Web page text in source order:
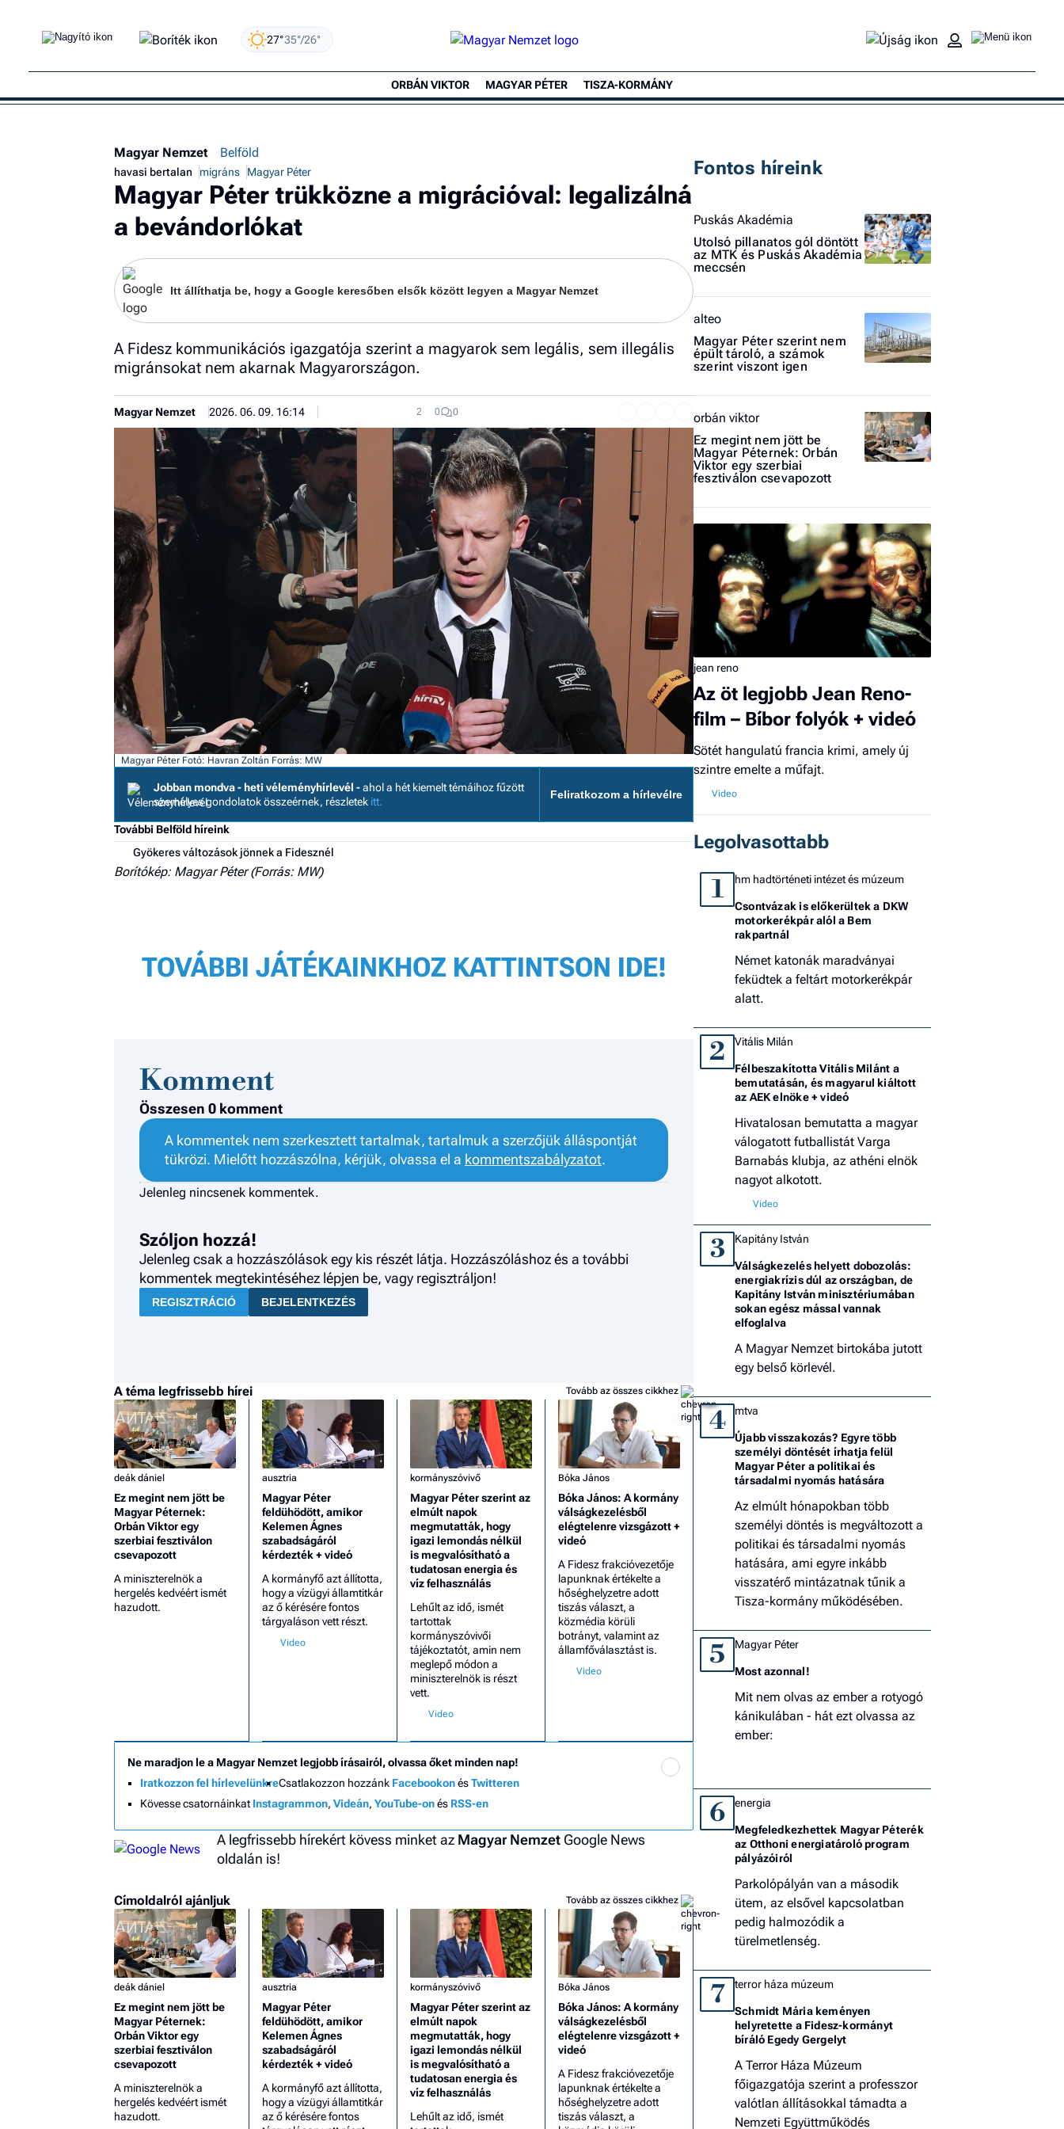
27°35°/26°
ORBÁN VIKTOR MAGYAR PÉTER TISZA-KORMÁNY
Magyar Nemzet Belföld
havasi bertalan migráns Magyar Péter
Magyar Péter trükközne a migrációval: legalizálná
a bevándorlókat
Itt állíthatja be, hogy a Google keresőben elsők között legyen a Magyar Nemzet
A Fidesz kommunikációs igazgatója szerint a magyarok sem legális, sem illegális
migránsokat nem akarnak Magyarországon.
Magyar Nemzet 2026. 06. 09. 16:14 2 0 0
Magyar Péter Fotó: Havran Zoltán Forrás: MW
Jobban mondva - heti véleményhírlevél -ahol a hét kiemelt témáihoz fűzött
személyes gondolatok összeérnek, részletek itt.
Feliratkozom a hírlevélre
További Belföld híreink
Gyökeres változások jönnek a Fidesznél
Borítókép: Magyar Péter (Forrás: MW)
TOVÁBBI JÁTÉKAINKHOZ KATTINTSON IDE!
Komment
Összesen 0 komment
A kommentek nem szerkesztett tartalmak, tartalmuk a szerzőjük álláspontját
tükrözi. Mielőtt hozzászólna, kérjük, olvassa el a kommentszabályzatot.
Jelenleg nincsenek kommentek.
Szóljon hozzá!
Jelenleg csak a hozzászólások egy kis részét látja. Hozzászóláshoz és a további
kommentek megtekintéséhez lépjen be, vagy regisztráljon!
REGISZTRÁCIÓ BEJELENTKEZÉS
A téma legfrissebb hírei Tovább az összes cikkhez
deák dániel
Ez megint nem jött be
Magyar Péternek:
Orbán Viktor egy
szerbiai fesztiválon
csevapozott
A miniszterelnök a
hergelés kedvéért ismét
hazudott.
ausztria
Magyar Péter
feldühödött, amikor
Kelemen Ágnes
szabadságáról
kérdezték + videó
A kormányfő azt állította,
hogy a vízügyi államtitkár
az ő kérésére fontos
tárgyaláson vett részt.
kormányszóvivő
Magyar Péter szerint az
elmúlt napok
megmutatták, hogy
igazi lemondás nélkül
is megvalósítható a
tudatosan energia és
víz felhasználás
Lehűlt az idő, ismét
tartottak
kormányszóvivői
tájékoztatót, amin nem
meglepő módon a
miniszterelnök is részt
vett.
Bóka János
Bóka János: A kormány
válságkezelésből
elégtelenre vizsgázott +
videó
A Fidesz frakcióvezetője
lapunknak értékelte a
hőséghelyzetre adott
tiszás választ, a
közmédia körüli
botrányt, valamint az
államfőválasztást is.
Ne maradjon le a Magyar Nemzet legjobb írásairól, olvassa őket minden nap!
Iratkozzon fel hírlevelünkreCsatlakozzon hozzánk FacebookonésTwitteren
Kövesse csatornáinkat Instagrammon, Videán, YouTube-onés RSS-en
A legfrissebb hírekért kövess minket az Magyar Nemzet Google News
oldalán is!
Címoldalról ajánljuk Tovább az összes cikkhez
deák dániel
Ez megint nem jött be
Magyar Péternek:
Orbán Viktor egy
szerbiai fesztiválon
csevapozott
A miniszterelnök a
hergelés kedvéért ismét
hazudott.
ausztria
Magyar Péter
feldühödött, amikor
Kelemen Ágnes
szabadságáról
kérdezték + videó
A kormányfő azt állította,
hogy a vízügyi államtitkár
az ő kérésére fontos
kormányszóvivő
Magyar Péter szerint az
elmúlt napok
megmutatták, hogy
igazi lemondás nélkül
is megvalósítható a
tudatosan energia és
víz felhasználás
Lehűlt az idő, ismét
Bóka János
Bóka János: A kormány
válságkezelésből
elégtelenre vizsgázott +
videó
A Fidesz frakcióvezetője
lapunknak értékelte a
hőséghelyzetre adott
tiszás választ, a
Fontos híreink
Puskás Akadémia
Utolsó pillanatos gól döntött
az MTK és Puskás Akadémia
meccsén
alteo
Magyar Péter szerint nem
épült tároló, a számok
szerint viszont igen
orbán viktor
Ez megint nem jött be
Magyar Péternek: Orbán
Viktor egy szerbiai
fesztiválon csevapozott
jean reno
Az öt legjobb Jean Reno-
film – Bíbor folyók + videó
Sötét hangulatú francia krimi, amely új
szintre emelte a műfajt.
Legolvasottabb
1 hm hadtörténeti intézet és múzeum
Csontvázak is előkerültek a DKW
motorkerékpár alól a Bem
rakpartnál
Német katonák maradványai
feküdtek a feltárt motorkerékpár
alatt.
2 Vitális Milán
Félbeszakította Vitális Milánt a
bemutatásán, és magyarul kiáltott
az AEK elnöke + videó
Hivatalosan bemutatta a magyar
válogatott futballistát Varga
Barnabás klubja, az athéni elnök
nagyot alkotott.
3 Kapitány István
Válságkezelés helyett dobozolás:
energiakrízis dúl az országban, de
Kapitány István minisztériumában
sokan egész mással vannak
elfoglalva
A Magyar Nemzet birtokába jutott
egy belső körlevél.
4 mtva
Újabb visszakozás? Egyre több
személyi döntését írhatja felül
Magyar Péter a politikai és
társadalmi nyomás hatására
Az elmúlt hónapokban több
személyi döntés is megváltozott a
politikai és társadalmi nyomás
hatására, ami egyre inkább
visszatérő mintázatnak tűnik a
Tisza-kormány működésében.
5 Magyar Péter
Most azonnal!
Mit nem olvas az ember a rotyogó
kánikulában - hát ezt olvassa az
ember:
6 energia
Megfeledkezhettek Magyar Péterék
az Otthoni energiatároló program
pályázóiról
Parkolópályán van a második
ütem, az elsővel kapcsolatban
pedig halmozódik a
türelmetlenség.
7 terror háza múzeum
Schmidt Mária keményen
helyretette a Fidesz-kormányt
bíráló Egedy Gergelyt
A Terror Háza Múzeum
főigazgatója szerint a professzor
valótlan állításokkal támadta a
Nemzeti Együttműködés